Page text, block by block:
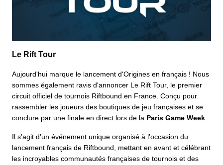
Le Rift Tour
Aujourd'hui marque le lancement d'Origines en français ! Nous
sommes également ravis d'annoncer Le Rift Tour, le premier
circuit officiel de tournois Riftbound en France. Conçu pour
rassembler les joueurs des boutiques de jeu françaises et se
conclure par une finale en direct lors de la Paris Game Week
Il s'agit d'un événement unique organisé à l'occasion du
lancement français de Riftbound, mettant en avant et célébrant
les incroyables communautés françaises de tournois et des